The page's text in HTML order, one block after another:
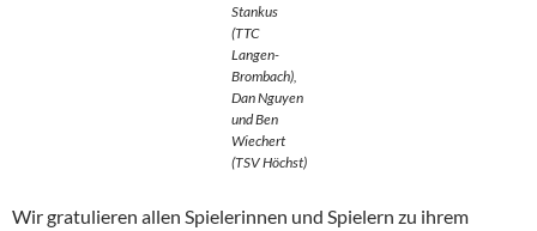
Stankus
(TTC
Langen-
Brombach),
Dan Nguyen
und Ben
Wiechert
(TSV Höchst)
Wir gratulieren allen Spielerinnen und Spielern zu ihrem